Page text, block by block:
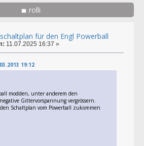
rolli
für den Engl Powerball
11.07.2025 16:37 »
19:12
modden, unter anderem den
Gittervorspannung vergrössern.
Schaltplan vom Powerball zukommen